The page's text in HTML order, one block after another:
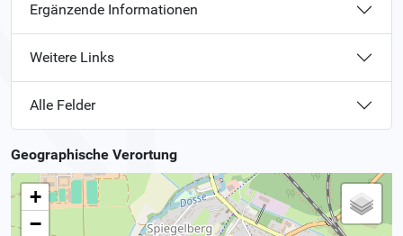
Ergänzende Informationen
Weitere Links
Alle Felder
Geographische Verortung
+
−